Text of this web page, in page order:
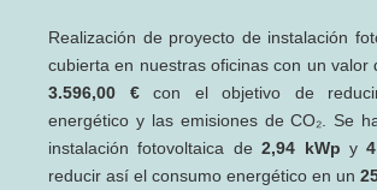
Realización de proyecto de instalación
cubierta en nuestras oficinas con un valor
3.596,00 €con el objetivo de
energético y las emisiones de CO₂. Se
instalación fotovoltaica de2,94 kWp y
reducir así el consumo energético en un